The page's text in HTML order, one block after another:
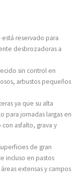
está reservado para
desbrozadoras a
sin control en
arbustos pequeños
ya que su alta
para jornadas largas en
asfalto, grava y
de gran
incluso en pastos
extensas y campos